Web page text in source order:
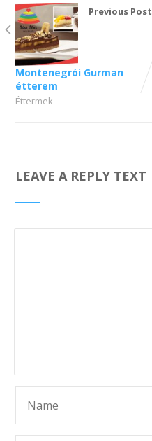
Previous Post
Montenegrói Gurman
étterem
Éttermek
LEAVE A REPLY TEXT